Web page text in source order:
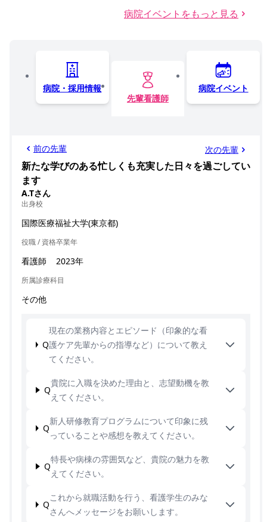
病院イベントをもっと見る
病院・採用情報
先輩看護師
病院イベント
前の先輩 次の先輩
新たな学びのある忙しくも充実した日々を過ごしてい
ます
A.Tさん
出身校
国際医療福祉大学(東京都)
役職 / 資格
看護師
卒業年
2023年
所属診療科目
その他
Q
現在の業務内容とエピソード（印象的な看
護ケア先輩からの指導など）について教え
てください。
Q
貴院に入職を決めた理由と、志望動機を教
えてください。
Q
新人研修教育プログラムについて印象に残
っていることや感想を教えてください。
Q
特長や病棟の雰囲気など、貴院の魅力を教
えてください。
Q
これから就職活動を行う、看護学生のみな
さんへメッセージをお願いします。